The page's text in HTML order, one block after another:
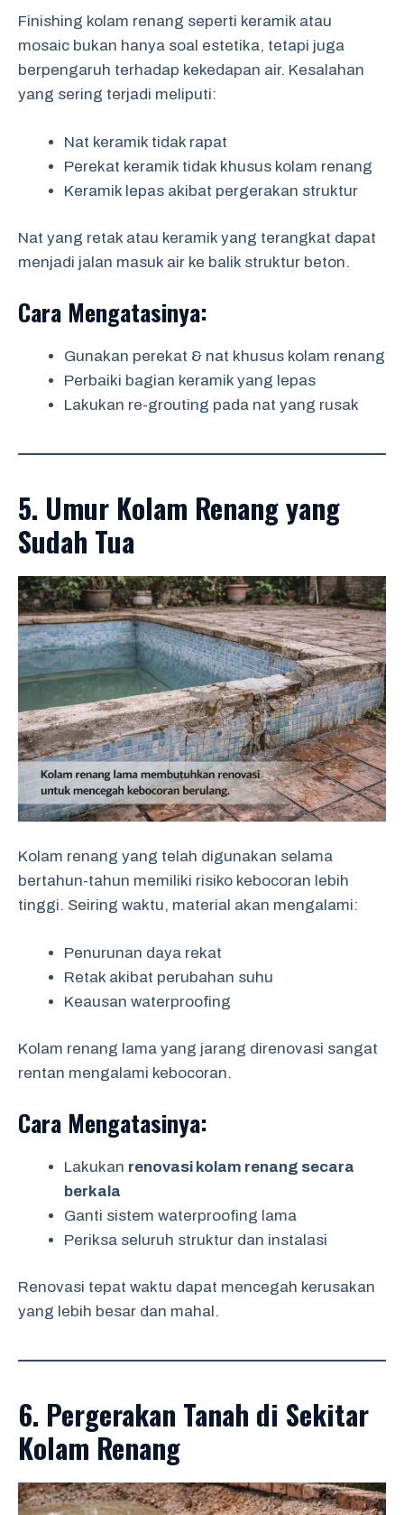
Finishing kolam renang seperti keramik atau
mosaic bukan hanya soal estetika, tetapi juga
berpengaruh terhadap kekedapan air. Kesalahan
yang sering terjadi meliputi:
Nat keramik tidak rapat
Perekat keramik tidak khusus kolam renang
Keramik lepas akibat pergerakan struktur
Nat yang retak atau keramik yang terangkat dapat
menjadi jalan masuk air ke balik struktur beton.
Cara Mengatasinya:
Gunakan perekat & nat khusus kolam renang
Perbaiki bagian keramik yang lepas
Lakukan re-grouting pada nat yang rusak
5. Umur Kolam Renang yang
Sudah Tua
Kolam renang yang telah digunakan selama
bertahun-tahun memiliki risiko kebocoran lebih
tinggi. Seiring waktu, material akan mengalami:
Penurunan daya rekat
Retak akibat perubahan suhu
Keausan waterproofing
Kolam renang lama yang jarang direnovasi sangat
rentan mengalami kebocoran.
Cara Mengatasinya:
Lakukan renovasi kolam renang secara
berkala
Ganti sistem waterproofing lama
Periksa seluruh struktur dan instalasi
Renovasi tepat waktu dapat mencegah kerusakan
yang lebih besar dan mahal.
6. Pergerakan Tanah di Sekitar
Kolam Renang